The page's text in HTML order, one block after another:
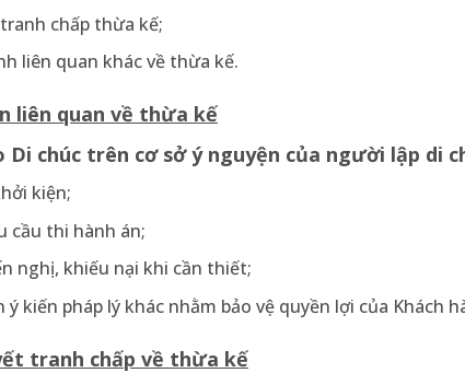
chấp thừa kế;
liên quan khác về thừa kế.
liên quan về thừa kế
trên cơ sở ý nguyện của người lập di
kiện;
cầu thi hành án;
nghị, khiếu nại khi cần thiết;
ý kiến pháp lý khác nhằm bảo vệ quyền lợi của Khách
tranh chấp về thừa kế